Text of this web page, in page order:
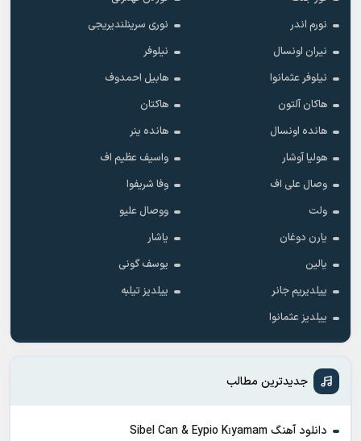
نورم اندر
نوری سرینلندیریجی
نیران اونسال
نیلوفر
نیلوفر عثمانوا
هابیل احمدوف
هاکان آلتون
هاکتان
هانده اونسال
هانده ینر
هولیا آوشار
واسیف عظیم اف
وصال علی اف
وفا شریفوا
ولت
ووصال علیو
یارن دوغان
یاشار
یالین
یوسف گونی
ییلدیریم جانر
ییلدیز تیلبه
ییلدیز عثمانوا
جدیدترین مطالب
دانلود آهنگ Sibel Can & Eypio Kıyamam